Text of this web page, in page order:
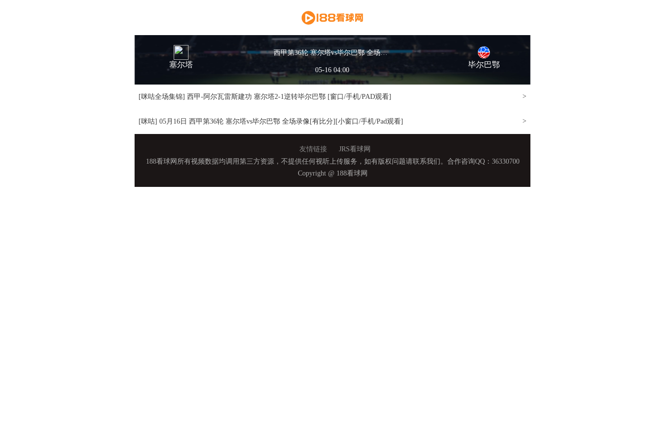
塞尔塔
西甲第36轮 塞尔塔vs毕尔巴鄂 全场录像
05-16 04:00
毕尔巴鄂
[咪咕全场集锦] 西甲-阿尔瓦雷斯建功 塞尔塔2-1逆转毕尔巴鄂 [窗口/手机/PAD观看] >
[咪咕] 05月16日 西甲第36轮 塞尔塔vs毕尔巴鄂 全场录像[有比分][小窗口/手机/Pad观看] >
友情链接
JRS看球网
188看球网所有视频数据均调用第三方资源，不提供任何视听上传服务，如有版权问题请联系我们。合作咨询QQ：36330700
Copyright @ 188看球网